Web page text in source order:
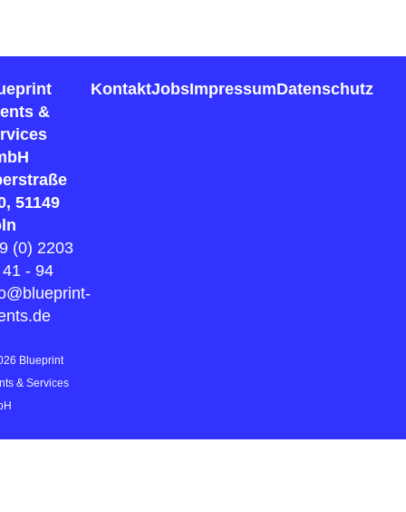
KontaktJobsImpressumDatenschutz
&
51149
(0) 2203
- 94
Blueprint
& Services